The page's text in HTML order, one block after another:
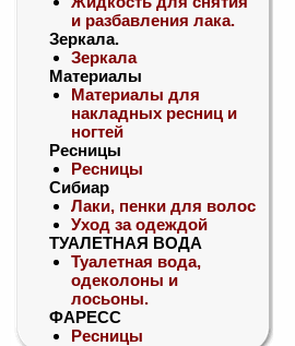
и разбавления лака.
Зеркала.
Зеркала
Материалы
Материалы для
накладных ресниц и
ногтей
Ресницы
Ресницы
Сибиар
Лаки, пенки для волос
Уход за одеждой
ТУАЛЕТНАЯ ВОДА
Туалетная вода,
одеколоны и
лосьоны.
ФАРЕСС
Ресницы